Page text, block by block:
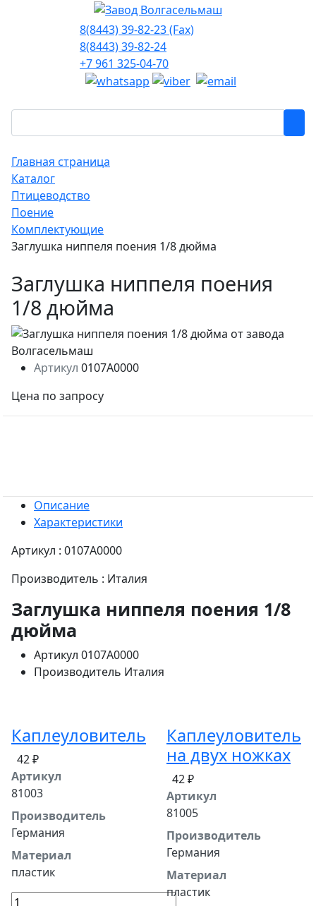
8(8443) 39-82-23 (Fax)
8(8443) 39-82-24
+7 961 325-04-70
Главная страница
Каталог
Птицеводство
Поение
Комплектующие
Заглушка ниппеля поения 1/8 дюйма
Заглушка ниппеля поения
1/8 дюйма
Артикул 0107A0000
Цена по запросу
Описание
Характеристики
Артикул : 0107A0000
Производитель : Италия
Заглушка ниппеля поения 1/8
дюйма
Артикул 0107A0000
Производитель Италия
Каплеуловитель
42 ₽
Артикул
81003
Производитель
Германия
Материал
пластик
Каплеуловитель
на двух ножках
42 ₽
Артикул
81005
Производитель
Германия
Материал
пластик